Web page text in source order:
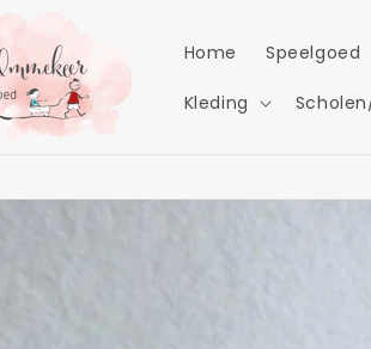
Home Speelgoed
Kleding